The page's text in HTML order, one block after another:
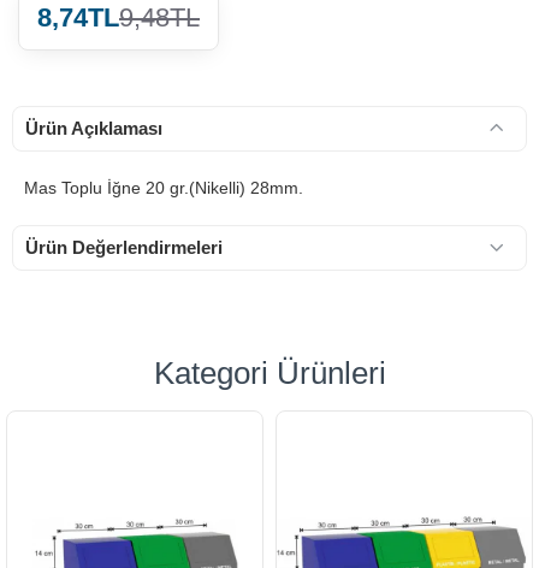
8,74TL9,48TL
Ürün Açıklaması
Mas Toplu İğne 20 gr.(Nikelli) 28mm.
Ürün Değerlendirmeleri
Kategori Ürünleri